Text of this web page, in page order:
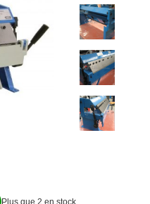
Plus que 2 en stock